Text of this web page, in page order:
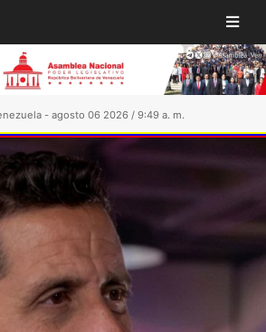
- agosto 06 2026 / 9:49 a. m.